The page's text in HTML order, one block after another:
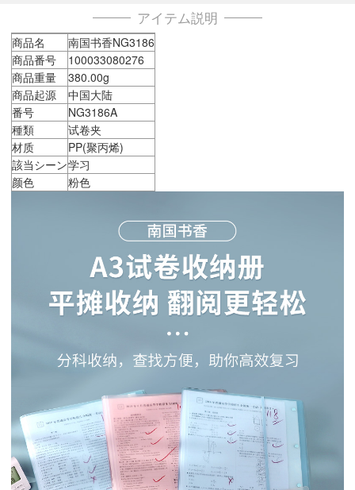
アイテム説明
商品名
南国书香NG3186
商品番号
100033080276
商品重量
380.00g
商品起源
中国大陆
番号
NG3186A
種類
试卷夹
材质
PP(聚丙烯)
該当シーン学习
颜色
粉色